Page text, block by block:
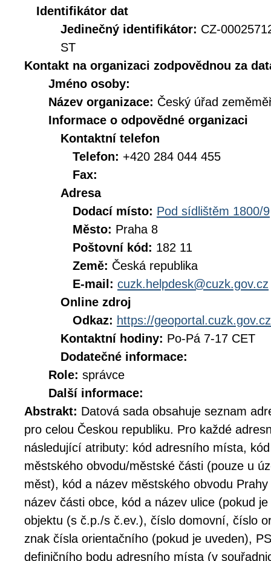
Identifikátor dat
Jedinečný identifikátor: CZ-
ST
Kontakt na organizaci zodpovědnou za
Jméno osoby:
Název organizace: Český úřad
Informace o odpovědné organizaci
Kontaktní telefon
Telefon: +420 284 044 455
Fax:
Adresa
Dodací místo: Pod sídlištěm 1800/9
Město: Praha 8
Poštovní kód: 182 11
Země: Česká republika
E-mail: cuzk.helpdesk@cuzk.gov.cz
Online zdroj
Odkaz: https://geoportal.cuzk.gov.cz
Kontaktní hodiny: Po-Pá 7-17 CET
Dodatečné informace:
Role: správce
Další informace:
Abstrakt: Datová sada obsahuje seznam
pro celou Českou republiku. Pro každé
následující atributy: kód adresního místa,
městského obvodu/městské části (pouze u
měst), kód a název městského obvodu
název části obce, kód a název ulice (pokud
objektu (s č.p./s č.ev.), číslo domovní, číslo
znak čísla orientačního (pokud je uveden),
definičního bodu adresního místa (v